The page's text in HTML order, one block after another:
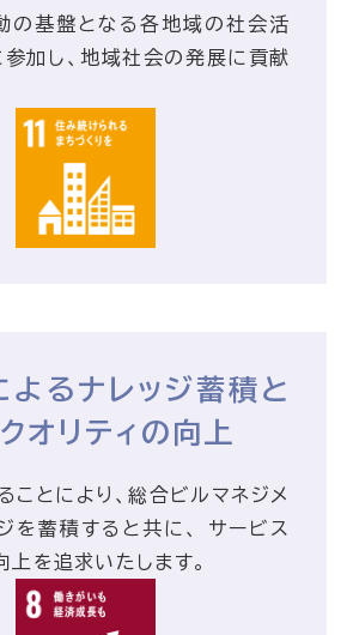
基盤となる各地域の社会活
加し、地域社会の発展に貢献
るナレッジ蓄積と
オリティの向上
ことにより、総合ビルマネジメ
を蓄積すると共に、 サービス
上を追求いたします。